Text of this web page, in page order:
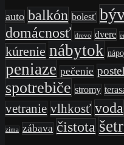
auto balkón bolesť
domácnosť drevo dvere
kúrenie nábytok
peniaze pečenie
spotrebiče stromy
vetranie vlhkosť voda
zima zábava čistota